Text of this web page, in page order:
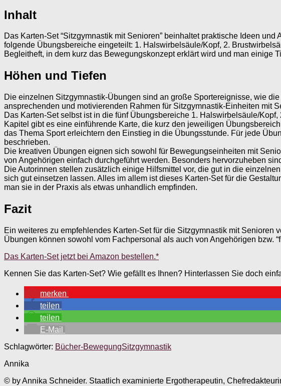
Inhalt
Das Karten-Set “Sitzgymnastik mit Senioren” beinhaltet praktische Ideen
folgende Übungsbereiche eingeteilt: 1. Halswirbelsäule/Kopf, 2.
Begleitheft, in dem kurz das Bewegungskonzept erklärt wird und man einige
Höhen und Tiefen
Die einzelnen Sitzgymnastik-Übungen sind an große Sportereignisse, wie
ansprechenden und motivierenden Rahmen für Sitzgymnastik-Einheiten mit
Das Karten-Set selbst ist in die fünf Übungsbereiche 1. Halswirbelsäule/
Kapitel gibt es eine einführende Karte, die kurz den jeweiligen
das Thema Sport erleichtern den Einstieg in die Übungsstunde. Für jede
beschrieben.
Die kreativen Übungen eignen sich sowohl für Bewegungseinheiten mit
von Angehörigen einfach durchgeführt werden. Besonders hervorzuheben
Die Autorinnen stellen zusätzlich einige Hilfsmittel vor, die gut in die
sich gut einsetzen lassen. Alles im allem ist dieses Karten-Set für die
man sie in der Praxis als etwas unhandlich empfinden.
Fazit
Ein weiteres zu empfehlendes Karten-Set für die Sitzgymnastik mit
Übungen können sowohl vom Fachpersonal als auch von Angehörigen bzw.
Das Karten-Set jetzt bei Amazon bestellen.*
Kennen Sie das Karten-Set? Wie gefällt es Ihnen? Hinterlassen Sie doch
merken
teilen
teilen
E-Mail
Schlagwörter: Bücher-BewegungSitzgymnastik
Annika
© by Annika Schneider. Staatlich examinierte Ergotherapeutin,